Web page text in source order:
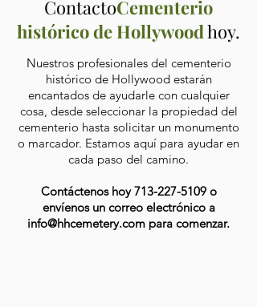
ContactoCementerio
histórico de Hollywoodhoy.
Nuestros profesionales del cementerio
histórico de Hollywood estarán
encantados de ayudarle con cualquier
cosa, desde seleccionar la propiedad del
cementerio hasta solicitar un monumento
o marcador. Estamos aquí para ayudar en
cada paso del camino.
Contáctenos hoy713-227-5109o
envíenos un correo electrónico a
info@hhcemetery.com para comenzar.